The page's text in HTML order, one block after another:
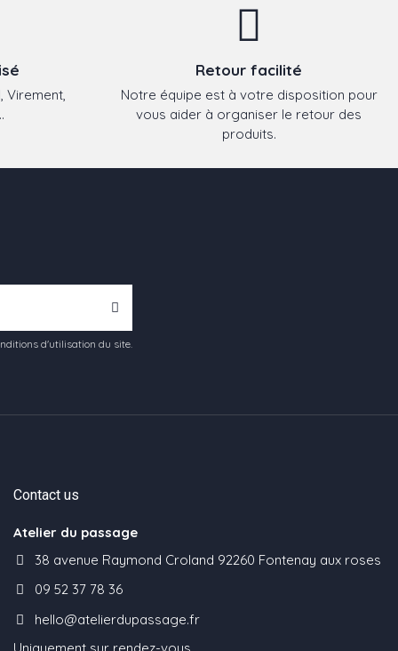
Virement,
Retour facilité
Notre équipe est à votre disposition pour
vous aider à organiser le retour des
produits.
d'utilisation du site.
Contact us
Atelier du passage
38 avenue Raymond Croland 92260 Fontenay aux roses
09 52 37 78 36
hello@atelierdupassage.fr
Uniquement sur rendez-vous